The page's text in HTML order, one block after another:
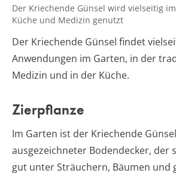
Der Kriechende Günsel wird vielseitig
Küche und Medizin genutzt
Der Kriechende Günsel findet
Anwendungen im Garten, in der
Medizin und in der Küche.
Zierpflanze
Im Garten ist der Kriechende
ausgezeichneter Bodendecker, der
gut unter Sträuchern, Bäumen und